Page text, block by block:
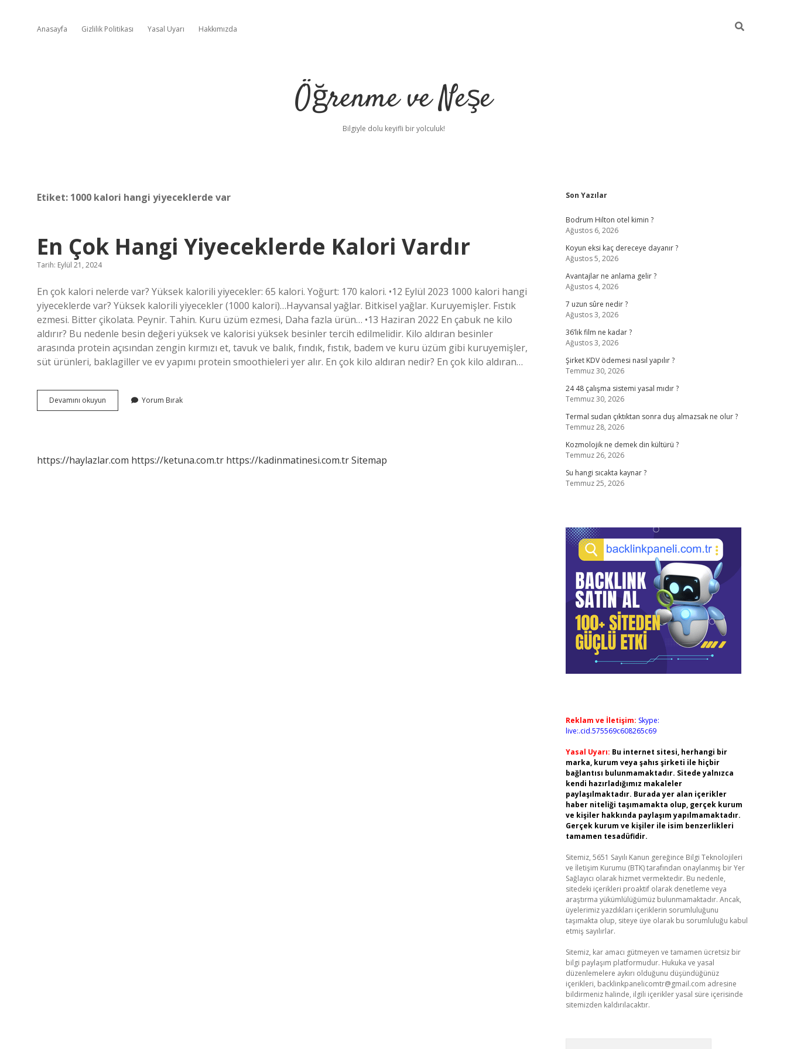
Anasayfa Gizlilik Politikası Yasal Uyarı Hakkımızda
Öğrenme ve Neşe
Bilgiyle dolu keyifli bir yolculuk!
Etiket: 1000 kalori hangi yiyeceklerde var
En Çok Hangi Yiyeceklerde Kalori Vardır
Tarih: Eylül 21, 2024
En çok kalori nelerde var? Yüksek kalorili yiyecekler: 65 kalori. Yoğurt: 170 kalori. •12 Eylül 2023 1000 kalori hangi
yiyeceklerde var? Yüksek kalorili yiyecekler (1000 kalori)…Hayvansal yağlar. Bitkisel yağlar. Kuruyemişler. Fıstık
ezmesi. Bitter çikolata. Peynir. Tahin. Kuru üzüm ezmesi, Daha fazla ürün… •13 Haziran 2022 En çabuk ne kilo
aldırır? Bu nedenle besin değeri yüksek ve kalorisi yüksek besinler tercih edilmelidir. Kilo aldıran besinler
arasında protein açısından zengin kırmızı et, tavuk ve balık, fındık, fıstık, badem ve kuru üzüm gibi kuruyemişler,
süt ürünleri, baklagiller ve ev yapımı protein smoothieleri yer alır. En çok kilo aldıran nedir? En çok kilo aldıran…
Devamını okuyun
Çok
Yorum Bırak
https://haylazlar.com https://ketuna.com.tr https://kadinmatinesi.com.trSitemap
Sidebar
Son Yazılar
Bodrum Hilton otel kimin ?
Ağustos 6, 2026
Koyun eksi kaç dereceye dayanır ?
Ağustos 5, 2026
Avantajlar ne anlama gelir ?
Ağustos 4, 2026
7 uzun sûre nedir ?
Ağustos 3, 2026
36’lık film ne kadar ?
Ağustos 3, 2026
Şirket KDV ödemesi nasıl yapılır ?
Temmuz 30, 2026
24 48 çalışma sistemi yasal mıdır ?
Temmuz 30, 2026
Termal sudan çıktıktan sonra duş almazsak ne olur ?
Temmuz 28, 2026
Kozmolojik ne demek din kültürü ?
Temmuz 26, 2026
Su hangi sıcakta kaynar ?
Temmuz 25, 2026
Reklam ve İletişim: Skype:
live:.cid.575569c608265c69
Yasal Uyarı: Bu internet sitesi, herhangi bir
marka, kurum veya şahıs şirketi ile hiçbir
bağlantısı bulunmamaktadır. Sitede yalnızca
kendi hazırladığımız makaleler
paylaşılmaktadır. Burada yer alan içerikler
haber niteliği taşımamakta olup, gerçek kurum
ve kişiler hakkında paylaşım yapılmamaktadır.
Gerçek kurum ve kişiler ile isim benzerlikleri
tamamen tesadüfidir.
Sitemiz, 5651 Sayılı Kanun gereğince Bilgi Teknolojileri
ve İletişim Kurumu (BTK) tarafından onaylanmış bir Yer
Sağlayıcı olarak hizmet vermektedir. Bu nedenle,
sitedeki içerikleri proaktif olarak denetleme veya
araştırma yükümlülüğümüz bulunmamaktadır. Ancak,
üyelerimiz yazdıkları içeriklerin sorumluluğunu
taşımakta olup, siteye üye olarak bu sorumluluğu kabul
etmiş sayılırlar.
Sitemiz, kar amacı gütmeyen ve tamamen ücretsiz bir
bilgi paylaşım platformudur. Hukuka ve yasal
düzenlemelere aykırı olduğunu düşündüğünüz
içerikleri, backlinkpanelicomtr@gmail.com adresine
bildirmeniz halinde, ilgili içerikler yasal süre içerisinde
sitemizden kaldırılacaktır.
ilbetbetcipiabellacasino sitesi